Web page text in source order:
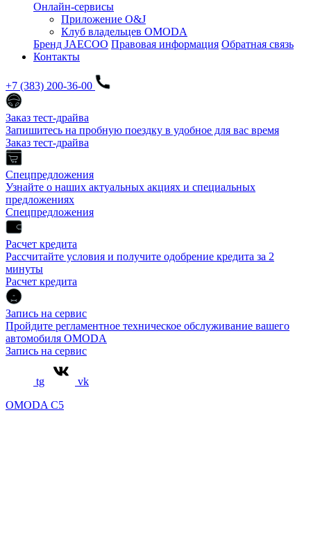
Онлайн-сервисы
Приложение O&J
Клуб владельцев OMODA
Бренд JAECOO Правовая информация Обратная связь
Контакты
+7 (383) 200-36-00
Заказ тест-драйва
Запишитесь на пробную поездку в удобное для вас время
Заказ тест-драйва
Спецпредложения
Узнайте о наших актуальных акциях и специальных
предложениях
Спецпредложения
Расчет кредита
Рассчитайте условия и получите одобрение кредита за 2
минуты
Расчет кредита
Запись на сервис
Пройдите регламентное техническое обслуживание вашего
автомобиля OMODA
Запись на сервис
tg
vk
OMODA C5